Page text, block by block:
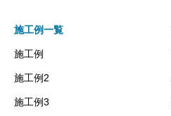
施工例一覧
施工例
施工例2
施工例3